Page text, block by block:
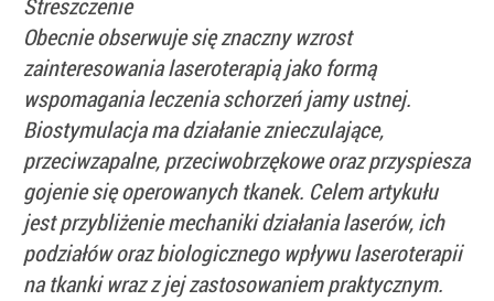
Streszczenie
Obecnie obserwuje się znaczny wzrost
zainteresowania laseroterapią jako formą
wspomagania leczenia schorzeń jamy ustnej.
Biostymulacja ma działanie znieczulające,
przeciwzapalne, przeciwobrzękowe oraz przyspiesza
gojenie się operowanych tkanek. Celem artykułu
jest przybliżenie mechaniki działania laserów, ich
podziałów oraz biologicznego wpływu laseroterapii
na tkanki wraz z jej zastosowaniem praktycznym.